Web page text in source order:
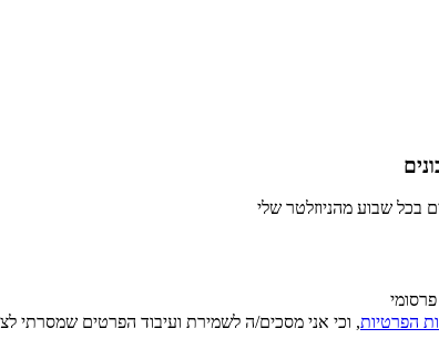
בכל שבוע מהניוזלטר שלי
הפרטיות, וכי אני מסכים/ה לשמירת ועיבוד הפרטים שמסרתי